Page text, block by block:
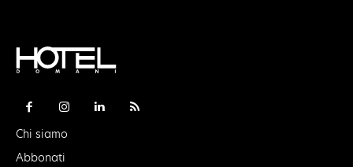
Chi siamo
Abbonati